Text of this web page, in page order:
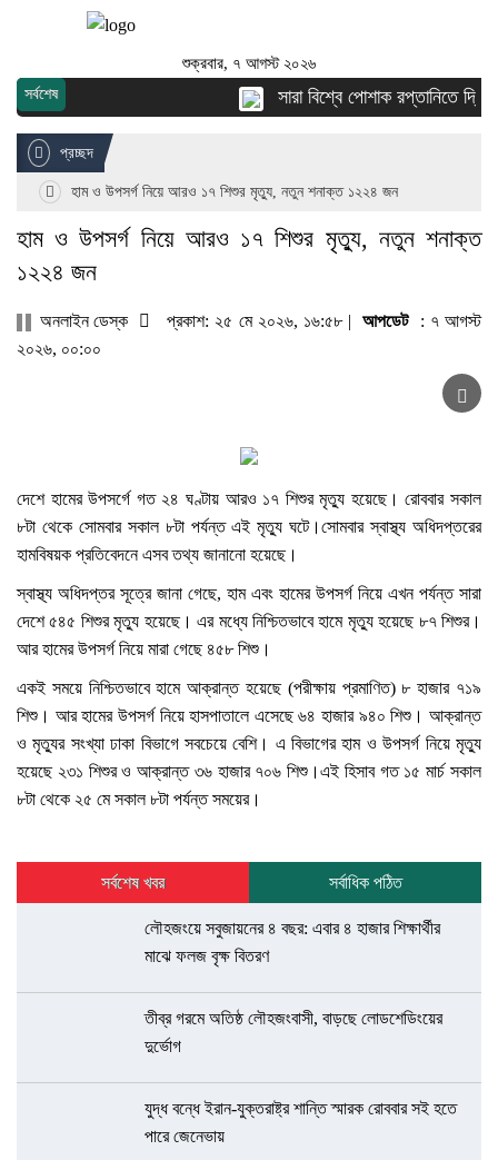
শুক্রবার, ৭ আগস্ট ২০২৬
সর্বশেষ সারা বিশ্বে পোশাক রপ্তানিতে
প্রচ্ছদ
হাম ও উপসর্গ নিয়ে আরও ১৭ শিশুর মৃত্যু, নতুন শনাক্ত ১২২৪ জন
হাম ও উপসর্গ নিয়ে আরও ১৭ শিশুর মৃত্যু, নতুন শনাক্ত
১২২৪ জন
অনলাইন ডেস্ক প্রকাশ: ২৫ মে ২০২৬, ১৬:৫৮ |আপডেট: ৭ আগস্ট
২০২৬, ০০:০০
দেশে হামের উপসর্গে গত ২৪ ঘণ্টায় আরও ১৭ শিশুর মৃত্যু হয়েছে। রোববার সকাল
৮টা থেকে সোমবার সকাল ৮টা পর্যন্ত এই মৃত্যু ঘটে।সোমবার স্বাস্থ্য অধিদপ্তরের
হামবিষয়ক প্রতিবেদনে এসব তথ্য জানানো হয়েছে।
স্বাস্থ্য অধিদপ্তর সূত্রে জানা গেছে, হাম এবং হামের উপসর্গ নিয়ে এখন পর্যন্ত সারা
দেশে ৫৪৫ শিশুর মৃত্যু হয়েছে। এর মধ্যে নিশ্চিতভাবে হামে মৃত্যু হয়েছে ৮৭ শিশুর।
আর হামের উপসর্গ নিয়ে মারা গেছে ৪৫৮ শিশু।
একই সময়ে নিশ্চিতভাবে হামে আক্রান্ত হয়েছে (পরীক্ষায় প্রমাণিত) ৮ হাজার ৭১৯
শিশু। আর হামের উপসর্গ নিয়ে হাসপাতালে এসেছে ৬৪ হাজার ৯৪০ শিশু। আক্রান্ত
ও মৃত্যুর সংখ্যা ঢাকা বিভাগে সবচেয়ে বেশি। এ বিভাগের হাম ও উপসর্গ নিয়ে মৃত্যু
হয়েছে ২৩১ শিশুর ও আক্রান্ত ৩৬ হাজার ৭০৬ শিশু।এই হিসাব গত ১৫ মার্চ সকাল
৮টা থেকে ২৫ মে সকাল ৮টা পর্যন্ত সময়ের।
সর্বশেষ খবর সর্বাধিক পঠিত
লৌহজংয়ে সবুজায়নের ৪ বছর: এবার ৪ হাজার শিক্ষার্থীর
মাঝে ফলজ বৃক্ষ বিতরণ
তীব্র গরমে অতিষ্ঠ লৌহজংবাসী, বাড়ছে লোডশেডিংয়ের
দুর্ভোগ
যুদ্ধ বন্ধে ইরান-যুক্তরাষ্ট্র শান্তি স্মারক রোববার সই হতে
পারে জেনেভায়